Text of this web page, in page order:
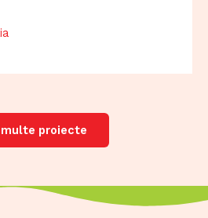
multe proiecte